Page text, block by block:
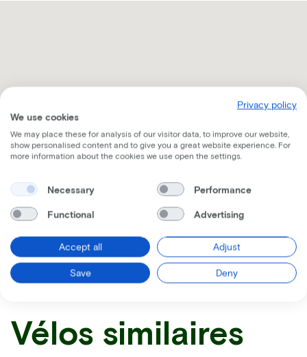
Recevez toutes les informations par mail
Vélos similaires
Privacy policy
We use cookies
We may place these for analysis of our visitor data, to improve our website,
show personalised content and to give you a great website experience. For
more information about the cookies we use open the settings.
Necessary Performance
Functional Advertising
Accept all Adjust
Save Deny